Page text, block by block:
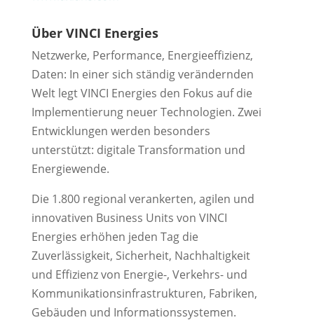
Über VINCI Energies
Netzwerke, Performance, Energieeffizienz,
Daten: In einer sich ständig verändernden
Welt legt VINCI Energies den Fokus auf die
Implementierung neuer Technologien. Zwei
Entwicklungen werden besonders
unterstützt: digitale Transformation und
Energiewende.
Die 1.800 regional verankerten, agilen und
innovativen Business Units von VINCI
Energies erhöhen jeden Tag die
Zuverlässigkeit, Sicherheit, Nachhaltigkeit
und Effizienz von Energie-, Verkehrs- und
Kommunikationsinfrastrukturen, Fabriken,
Gebäuden und Informationssystemen.